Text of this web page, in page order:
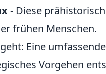
- Diese
frühen Menschen.
Eine
Vorgehen